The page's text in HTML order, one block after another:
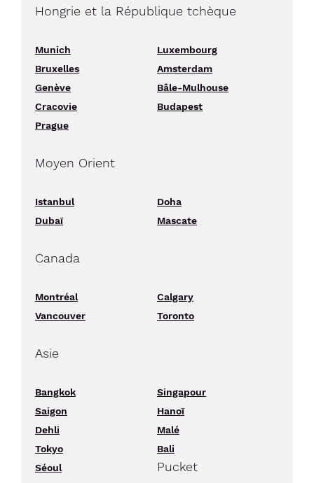
Hongrie et la République tchèque
Munich
Luxembourg
Bruxelles
Amsterdam
Genève
Bâle-Mulhouse
Cracovie
Budapest
Prague
Moyen Orient
Istanbul
Doha
Dubaï
Mascate
Canada
Montréal
Calgary
Vancouver
Toronto
Asie
Bangkok
Singapour
Saigon
Hanoï
Dehli
Malé
Tokyo
Bali
Séoul
Pucket